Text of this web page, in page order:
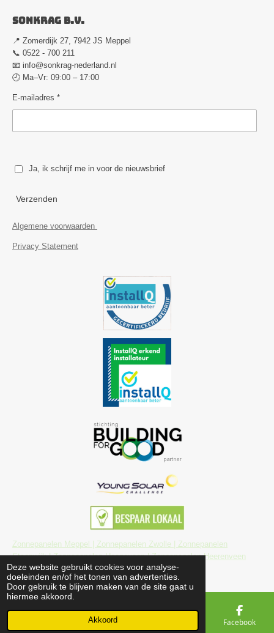
Deze website gebruikt cookies voor analyse-
doeleinden en/of het tonen van advertenties.
Door gebruik te blijven maken van de site gaat u
hiermee akkoord.
Akkoord
Sonkrag B.V.
📍 Zomerdijk 27, 7942 JS Meppel
📞 0522 - 700 211
📧 info@sonkrag-nederland.nl
🕘 Ma–Vr: 09:00 – 17:00
E-mailadres *
Ja, ik schrijf me in voor de nieuwsbrief
Verzenden
Algemene voorwaarden
Privacy Statement
Zonnepanelen Meppel | Zonnepanelen Zwolle | Zonnepanelen
Steenwijk |Zonnepanelen Hoogeveen |Zonnepanelen Heerenveen
© 2026 Sonkrag zonnepanelen
Telefoonnummer Facebook